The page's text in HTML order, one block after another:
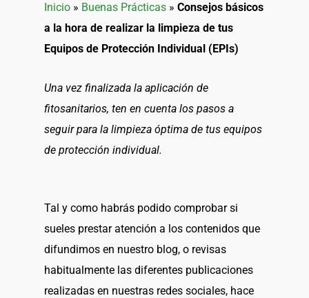
Inicio » Buenas Prácticas » Consejos básicos
a la hora de realizar la limpieza de tus
Equipos de Protección Individual (EPIs)
Una vez finalizada la aplicación de
fitosanitarios, ten en cuenta los pasos a
seguir para la limpieza óptima de tus equipos
de protección individual.
Tal y como habrás podido comprobar si
sueles prestar atención a los contenidos que
difundimos en nuestro blog, o revisas
habitualmente las diferentes publicaciones
realizadas en nuestras redes sociales, hace